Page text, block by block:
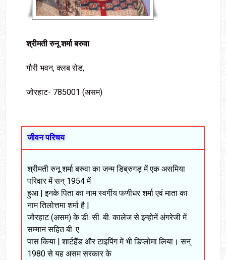
श्रीमती रुनू शर्मा बरुवा
गौरी भवन, क्लब रोड,
जोरहाट- 785001 (असम)
जीवन परिचय
श्रीमती रुनू शर्मा बरुवा का जन्म डिब्रुगड़ में एक असमिया
परिवार में सन् 1954 में
हुआ | इनके पिता का नाम स्वर्गीय फणीधर शर्मा एवं माता का
नाम तिलोत्तमा शर्मा है |
जोरहाट (असम) के डी. सी. बी. कालेज से इन्होनें अंगरेजी में
सम्मान सहित बी. ए.
पास किया | शार्टहैंड और टाइपिंग में भी डिप्लोमा लिया। सन्
1980 से यह असम सरकार के